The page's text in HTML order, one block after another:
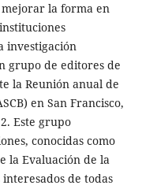
la forma en
investigación
grupo de editores de
la Reunión anual de
en San Francisco,
Este grupo
conocidas como
la Evaluación de la
de todas